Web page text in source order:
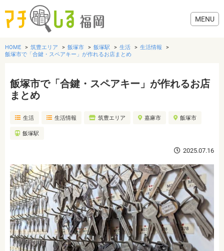
グルメ
美容・健康
おでかけ
生活
HOME 筑豊エリア 飯塚市 飯塚駅 生活
生活情報
飯塚市で「合鍵・スペアキー」が作れるお店まとめ
飯塚市で「合鍵・スペアキー」が作れるお店
まとめ
生活 生活情報 筑豊エリア 嘉麻市 飯塚市
飯塚駅
2025.07.16